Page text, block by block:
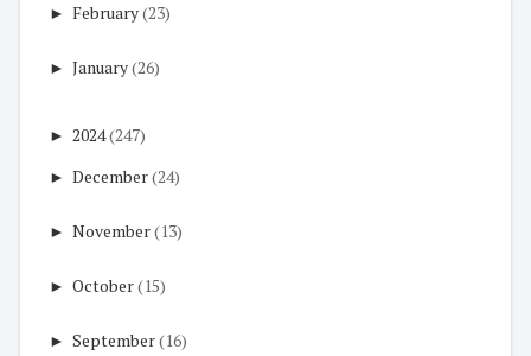
► February(23)
► January(26)
► 2024(247)
► December(24)
► November(13)
► October(15)
► September(16)